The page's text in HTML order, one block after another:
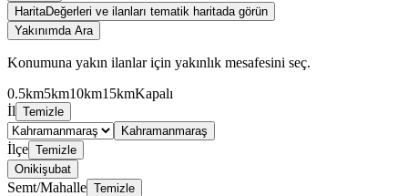
HaritaDeğerleri ve ilanları tematik haritada görün
Yakınımda Ara
Konumuna yakın ilanlar için yakınlık mesafesini seç.
0.5km5km10km15kmKapalı
İl Temizle
Kahramanmaraş
İlçe Temizle
Onikişubat
Semt/Mahalle Temizle